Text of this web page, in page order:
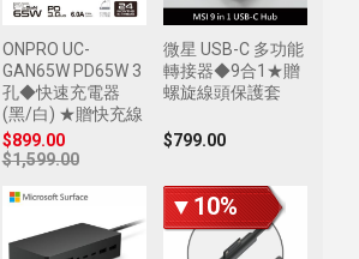
ONPRO UC-
GAN65W PD65W 3
孔◆快速充電器
(黑/白) ★贈快充線
$899.00
$1,599.00
微星 USB-C 多功能
轉接器◆9合1★贈
螺旋線頭保護套
$799.00
▼10%